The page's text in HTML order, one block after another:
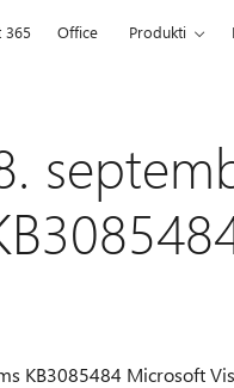
365 Office Produkti
KB3085484 Microsoft